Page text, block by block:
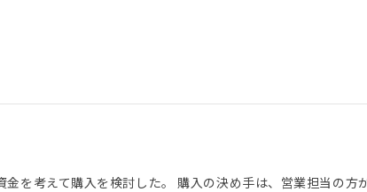
を考えて購入を検討した。 購入の決め手は、営業担当の方